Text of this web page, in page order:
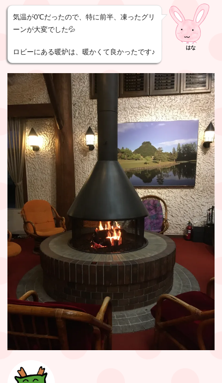
気温が0℃だったので、特に前半、凍ったグリ
ーンが大変でした💦
ロビーにある暖炉は、暖かくて良かったです♪ はな